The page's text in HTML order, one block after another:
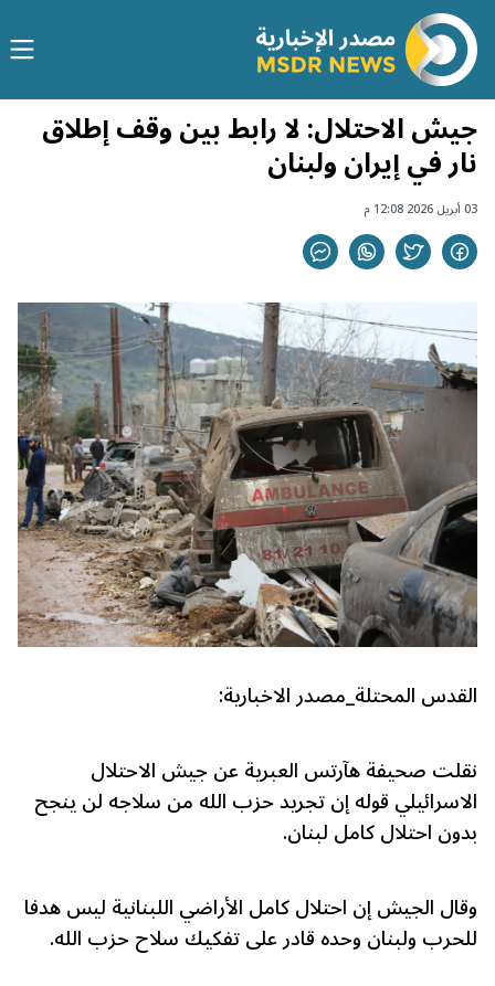
جيش الاحتلال: لا رابط بين وقف إطلاق
نار في إيران ولبنان
03 أبريل 2026 12:08 م
القدس المحتلة_مصدر الاخبارية:
نقلت صحيفة هآرتس العبرية عن جيش الاحتلال
الاسرائيلي قوله إن تجريد حزب الله من سلاجه لن ينجح
بدون احتلال كامل لبنان.
وقال الجيش إن احتلال كامل الأراضي اللبنانية ليس هدفا
للحرب ولبنان وحده قادر على تفكيك سلاح حزب الله.